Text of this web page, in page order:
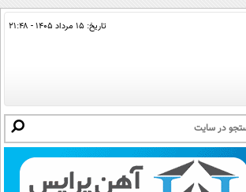
تاریخ: ۱۵ مرداد ۱۴۰۵ - ۲۱:۴۸